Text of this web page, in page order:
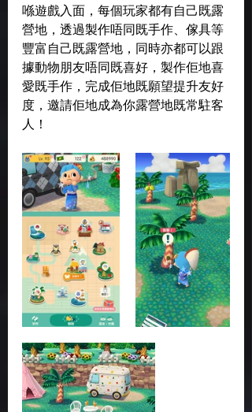
喺遊戲入面，每個玩家都有自己既露
營地，透過製作唔同既手作、傢具等
豐富自己既露營地，同時亦都可以跟
據動物朋友唔同既喜好，製作佢地喜
愛既手作，完成佢地既願望提升友好
度，邀請佢地成為你露營地既常駐客
人！